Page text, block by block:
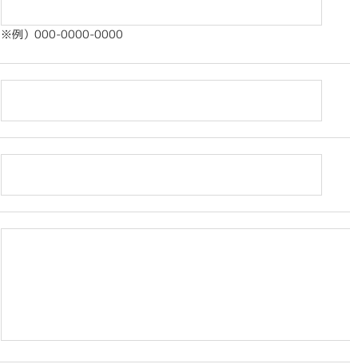
※例）000-0000-0000